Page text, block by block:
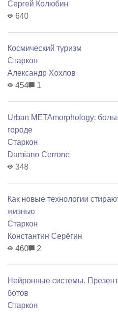
Сергей Колюбин
640
Космический туризм
Старкон
Александр Хохлов
454
1
Urban METAmorphology:
городе
Старкон
Damiano Cerrone
348
Как новые технологии
жизнью
Старкон
Константин Серёгин
460
2
Нейронные системы.
ботов
Старкон